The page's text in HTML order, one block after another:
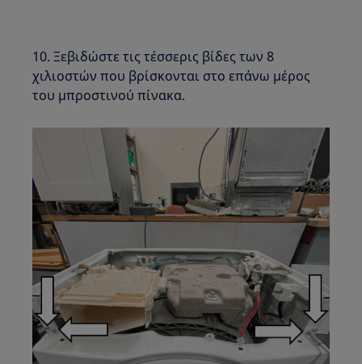
10. Ξεβιδώστε τις τέσσερις βίδες των 8
χιλιοστών που βρίσκονται στο επάνω μέρος
του μπροστινού πίνακα.